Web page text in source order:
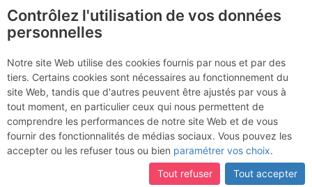
Mont de Grange :
Couloir de Pertuis
Dimanche 26
février 2017
Contrôlez l'utilisation de vos données
personnelles
Notre site Web utilise des cookies fournis par nous et par des
tiers. Certains cookies sont nécessaires au fonctionnement du
site Web, tandis que d'autres peuvent être ajustés par vous à
tout moment, en particulier ceux qui nous permettent de
comprendre les performances de notre site Web et de vous
fournir des fonctionnalités de médias sociaux. Vous pouvez les
accepter ou les refuser tous ou bien paramétrer vos choix.
Tout refuser
Tout accepter